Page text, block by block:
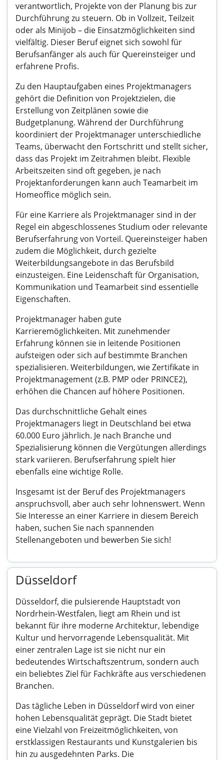
verantwortlich, Projekte von der Planung bis zur
Durchführung zu steuern. Ob in Vollzeit, Teilzeit
oder als Minijob – die Einsatzmöglichkeiten sind
vielfältig. Dieser Beruf eignet sich sowohl für
Berufsanfänger als auch für Quereinsteiger und
erfahrene Profis.
Zu den Hauptaufgaben eines Projektmanagers
gehört die Definition von Projektzielen, die
Erstellung von Zeitplänen sowie die
Budgetplanung. Während der Durchführung
koordiniert der Projektmanager unterschiedliche
Teams, überwacht den Fortschritt und stellt sicher,
dass das Projekt im Zeitrahmen bleibt. Flexible
Arbeitszeiten sind oft gegeben, je nach
Projektanforderungen kann auch Teamarbeit im
Homeoffice möglich sein.
Für eine Karriere als Projektmanager sind in der
Regel ein abgeschlossenes Studium oder relevante
Berufserfahrung von Vorteil. Quereinsteiger haben
zudem die Möglichkeit, durch gezielte
Weiterbildungsangebote in das Berufsbild
einzusteigen. Eine Leidenschaft für Organisation,
Kommunikation und Teamarbeit sind essentielle
Eigenschaften.
Projektmanager haben gute
Karrieremöglichkeiten. Mit zunehmender
Erfahrung können sie in leitende Positionen
aufsteigen oder sich auf bestimmte Branchen
spezialisieren. Weiterbildungen, wie Zertifikate in
Projektmanagement (z.B. PMP oder PRINCE2),
erhöhen die Chancen auf höhere Positionen.
Das durchschnittliche Gehalt eines
Projektmanagers liegt in Deutschland bei etwa
60.000 Euro jährlich. Je nach Branche und
Spezialisierung können die Vergütungen allerdings
stark variieren. Berufserfahrung spielt hier
ebenfalls eine wichtige Rolle.
Insgesamt ist der Beruf des Projektmanagers
anspruchsvoll, aber auch sehr lohnenswert. Wenn
Sie Interesse an einer Karriere in diesem Bereich
haben, suchen Sie nach spannenden
Stellenangeboten und bewerben Sie sich!
Düsseldorf
Düsseldorf, die pulsierende Hauptstadt von
Nordrhein-Westfalen, liegt am Rhein und ist
bekannt für ihre moderne Architektur, lebendige
Kultur und hervorragende Lebensqualität. Mit
einer zentralen Lage ist sie nicht nur ein
bedeutendes Wirtschaftszentrum, sondern auch
ein beliebtes Ziel für Fachkräfte aus verschiedenen
Branchen.
Das tägliche Leben in Düsseldorf wird von einer
hohen Lebensqualität geprägt. Die Stadt bietet
eine Vielzahl von Freizeitmöglichkeiten, von
erstklassigen Restaurants und Kunstgalerien bis
hin zu ausgedehnten Parks. Die